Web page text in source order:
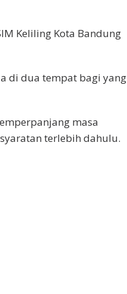
Keliling Kota Bandung
di dua tempat bagi yang
masa
terlebih dahulu.